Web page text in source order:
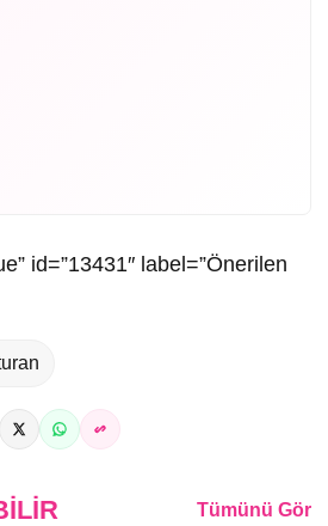
id=”13431″ label=”Önerilen
Tümünü Gör